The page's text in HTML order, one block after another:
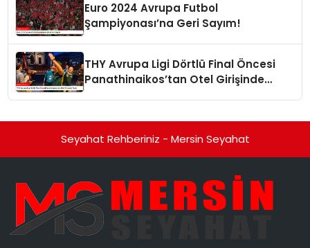
Euro 2024 Avrupa Futbol
Şampiyonası’na Geri Sayım!
THY Avrupa Ligi Dörtlü Final Öncesi
Panathinaikos’tan Otel Girişinde
Seyahat Rehberiniz - Mersin Seyahat